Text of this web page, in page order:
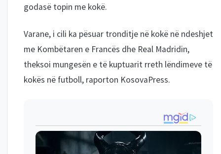
godasë topin me kokë.
Varane, i cili ka pësuar tronditje në kokë në ndeshjet
me Kombëtaren e Francës dhe Real Madridin,
theksoi mungesën e të kuptuarit rreth lëndimeve të
kokës në futboll, raporton KosovaPress.